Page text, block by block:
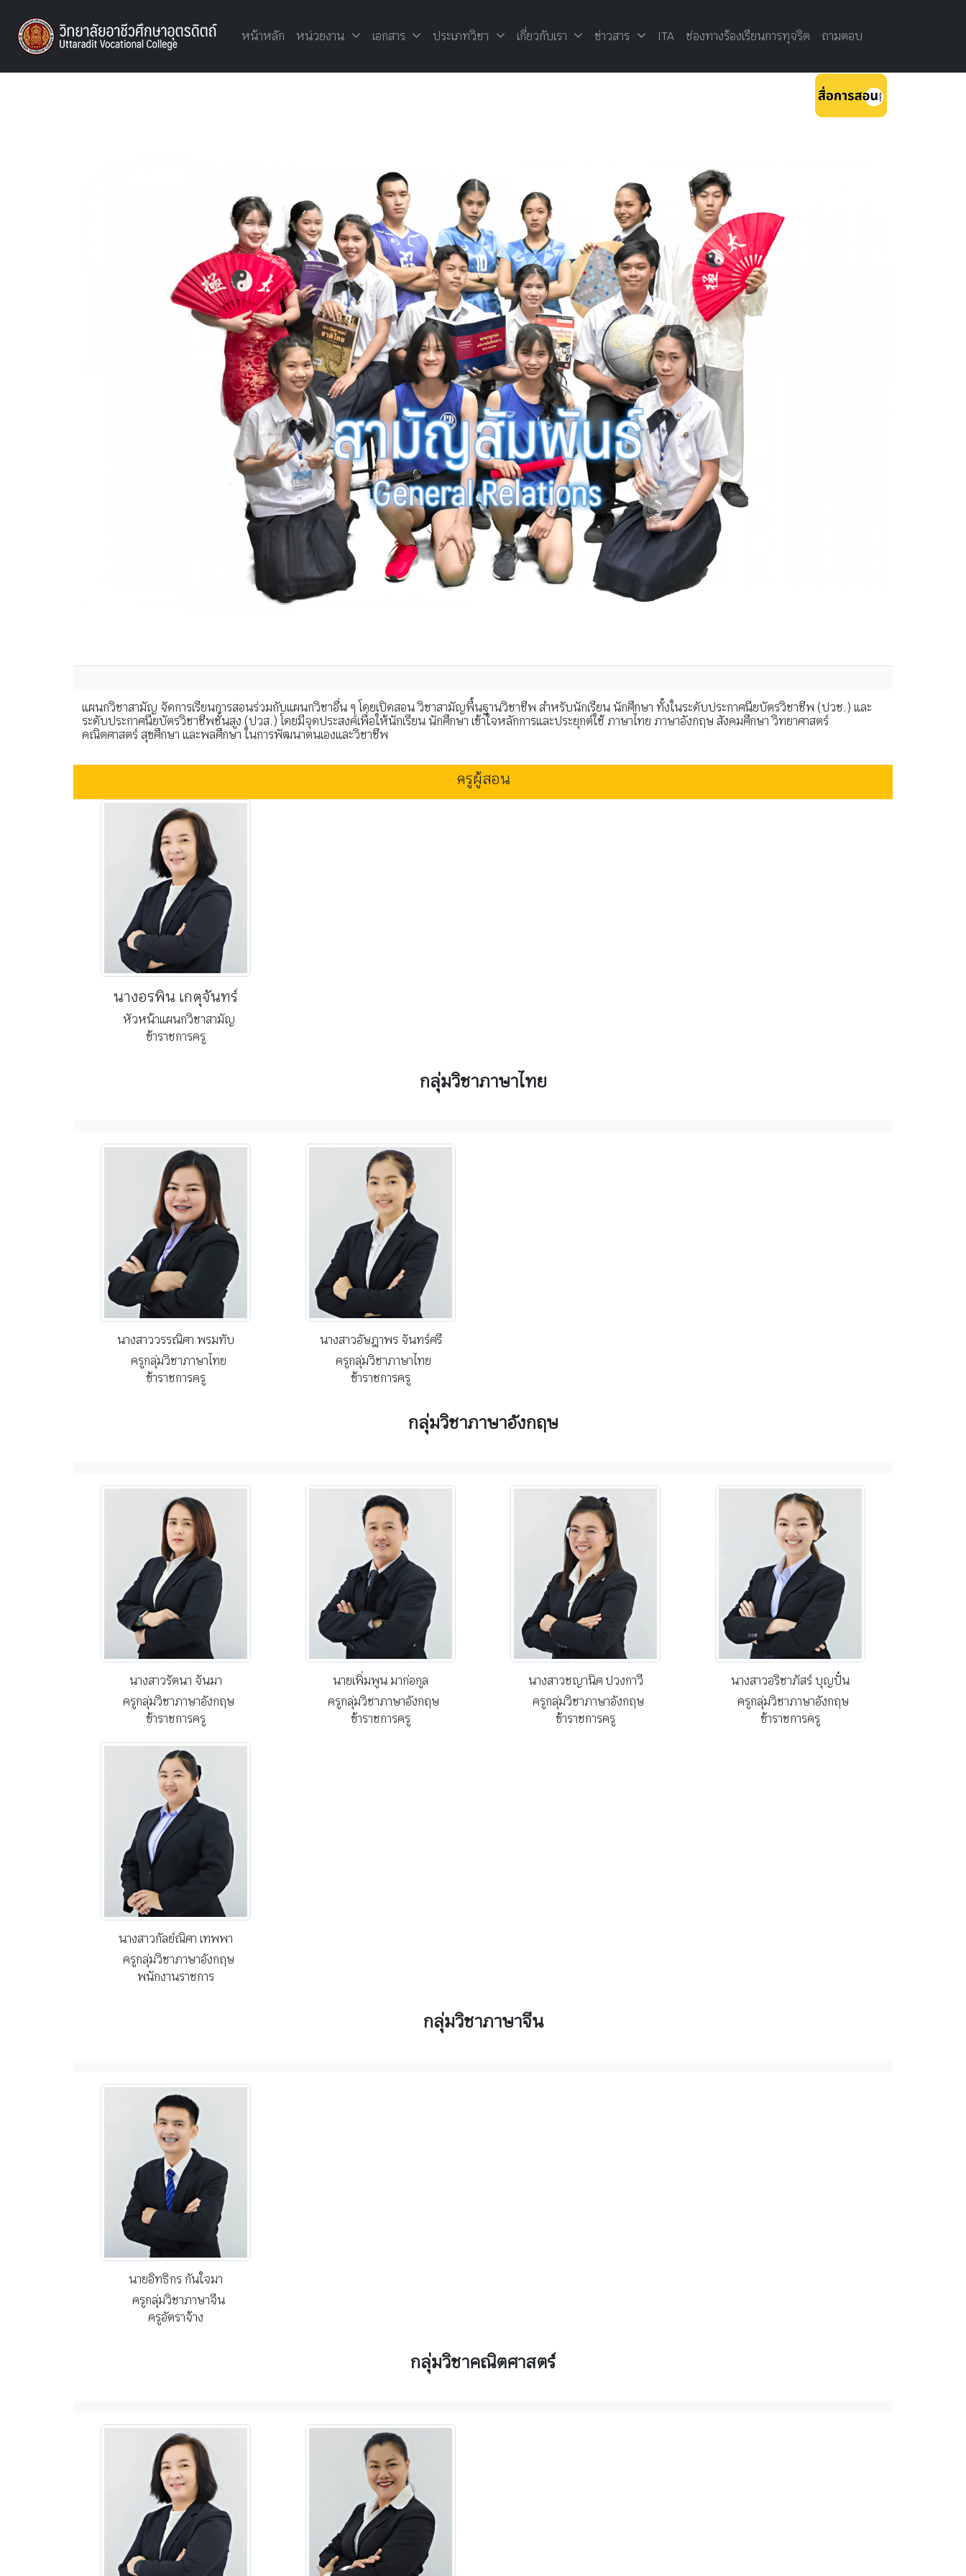
หน้าหลัก หน่วยงาน เอกสาร ประเภทวิชา เกี่ยวกับเรา ข่าวสาร ITA ช่องทางร้องเรียนการทุจริต ถามตอบ
UTTVC ช่องทางร้องเรียนการทุจริต
แผนกวิชาสามัญ จัดการเรียนการสอนร่วมกับแผนกวิชาอื่น ๆ โดยเปิดสอน วิชาสามัญพื้นฐานวิชาชีพ สำหรับนักเรียน นักศึกษา ทั้งในระดับประกาศนียบัตรวิชาชีพ (ปวช.) และ
ระดับประกาศนียบัตรวิชาชีพชั้นสูง (ปวส.) โดยมีจุดประสงค์เพื่อให้นักเรียน นักศึกษา เข้าใจหลักการและประยุกต์ใช้ ภาษาไทย ภาษาอังกฤษ สังคมศึกษา วิทยาศาสตร์
คณิตศาสตร์ สุขศึกษา และพลศึกษา ในการพัฒนาตนเองและวิชาชีพ
ครูผู้สอน
นางอรพิน เกตุจันทร์
หัวหน้าแผนกวิชาสามัญ
ข้าราชการครู
กลุ่มวิชาภาษาไทย
นางสาววรรณิศา พรมทับ
ครูกลุ่มวิชาภาษาไทย
ข้าราชการครู
นางสาวอัษฎาพร จันทร์ศรี
ครูกลุ่มวิชาภาษาไทย
ข้าราชการครู
กลุ่มวิชาภาษาอังกฤษ
นางสาวรัตนา จันมา
ครูกลุ่มวิชาภาษาอังกฤษ
ข้าราชการครู
นายเพิ่มพูน มาก่อกูล
ครูกลุ่มวิชาภาษาอังกฤษ
ข้าราชการครู
นางสาวชญานิศ ปวงกาวี
ครูกลุ่มวิชาภาษาอังกฤษ
ข้าราชการครู
นางสาวอริชาภัสร์ บุญปั๋น
ครูกลุ่มวิชาภาษาอังกฤษ
ข้าราชการครู
นางสาวกัลย์ณิศา เทพพา
ครูกลุ่มวิชาภาษาอังกฤษ
พนักงานราชการ
กลุ่มวิชาภาษาจีน
นายอิทธิกร กันใจมา
ครูกลุ่มวิชาภาษาจีน
ครูอัตราจ้าง
กลุ่มวิชาคณิตศาสตร์